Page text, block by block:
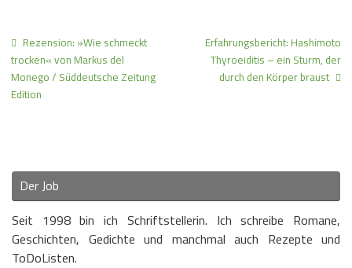
Rezension: »Wie schmeckt
trocken« von Markus del
Monego / Süddeutsche Zeitung
Edition
Erfahrungsbericht: Hashimoto
Thyroeiditis – ein Sturm, der
durch den Körper braust
Der Job
Seit 1998 bin ich Schriftstellerin. Ich schreibe Romane,
Geschichten, Gedichte und manchmal auch Rezepte und
ToDoListen.